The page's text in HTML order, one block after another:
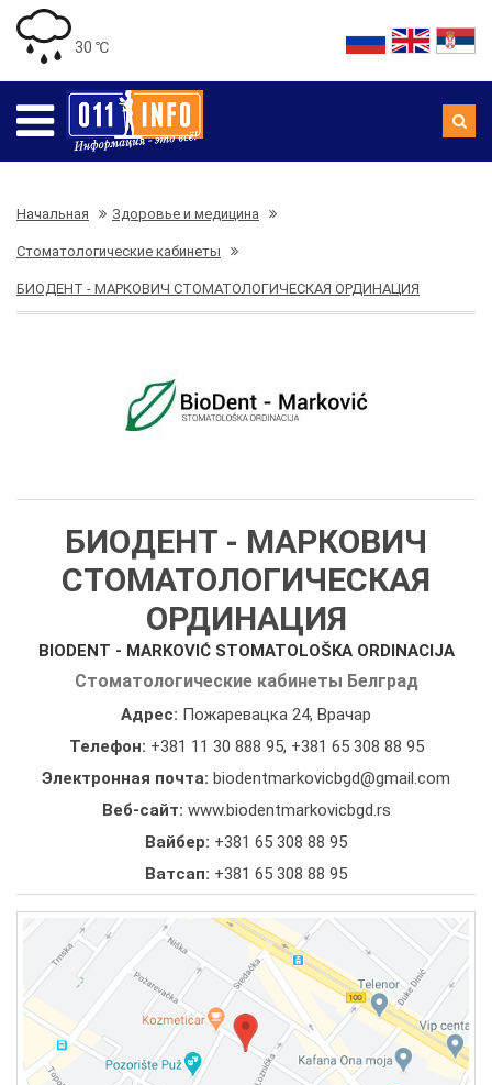
30 ℃
Начальная Здоровье и медицина
Стоматологические кабинеты
БИОДЕНТ - МАРКОВИЧ СТОМАТОЛОГИЧЕСКАЯ ОРДИНАЦИЯ
БИОДЕНТ - МАРКОВИЧ
СТОМАТОЛОГИЧЕСКАЯ
ОРДИНАЦИЯ
BIODENT - MARKOVIĆ STOMATOLOŠKA ORDINACIJA
Стоматологические кабинеты Белград
Адрес: Пожаревацка 24, Врачар
Телефон: +381 11 30 888 95, +381 65 308 88 95
Электронная почта: biodentmarkovicbgd@gmail.com
Веб-сайт: www.biodentmarkovicbgd.rs
Вайбер: +381 65 308 88 95
Ватсап: +381 65 308 88 95